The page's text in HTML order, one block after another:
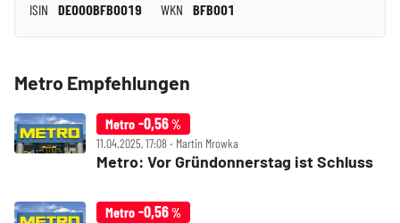
ISIN DE000BFB0019 WKN BFB001
Metro Empfehlungen
Metro -0,56%
11.04.2025, 17:08 ‧ Martin Mrowka
Metro: Vor Gründonnerstag ist Schluss
Metro -0,56%